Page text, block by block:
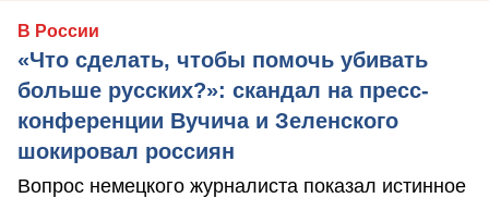
В России
«Что сделать, чтобы помочь убивать
больше русских?»: скандал на пресс-
конференции Вучича и Зеленского
шокировал россиян
Вопрос немецкого журналиста показал истинное